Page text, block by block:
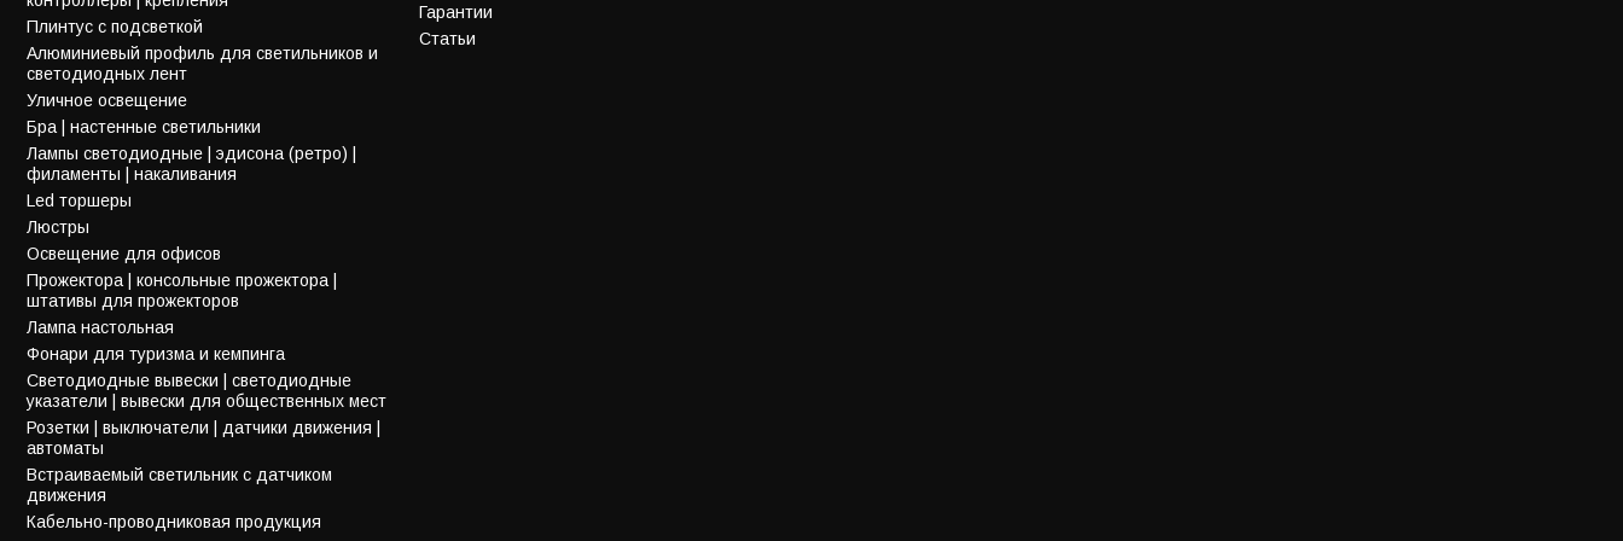
Плинтус с подсветкой
Алюминиевый профиль для светильников и
светодиодных лент
Уличное освещение
Бра | настенные светильники
Лампы светодиодные | эдисона (ретро) |
филаменты | накаливания
Led торшеры
Люстры
Освещение для офисов
Прожектора | консольные прожектора |
штативы для прожекторов
Лампа настольная
Фонари для туризма и кемпинга
Светодиодные вывески | светодиодные
указатели | вывески для общественных мест
Розетки | выключатели | датчики движения |
автоматы
Встраиваемый светильник с датчиком
движения
Кабельно-проводниковая продукция
Гарантии
Статьи